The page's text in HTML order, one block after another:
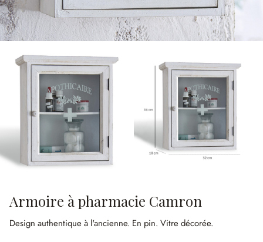
Armoire à pharmacie Camron
Design authentique à l'ancienne. En pin. Vitre décorée.